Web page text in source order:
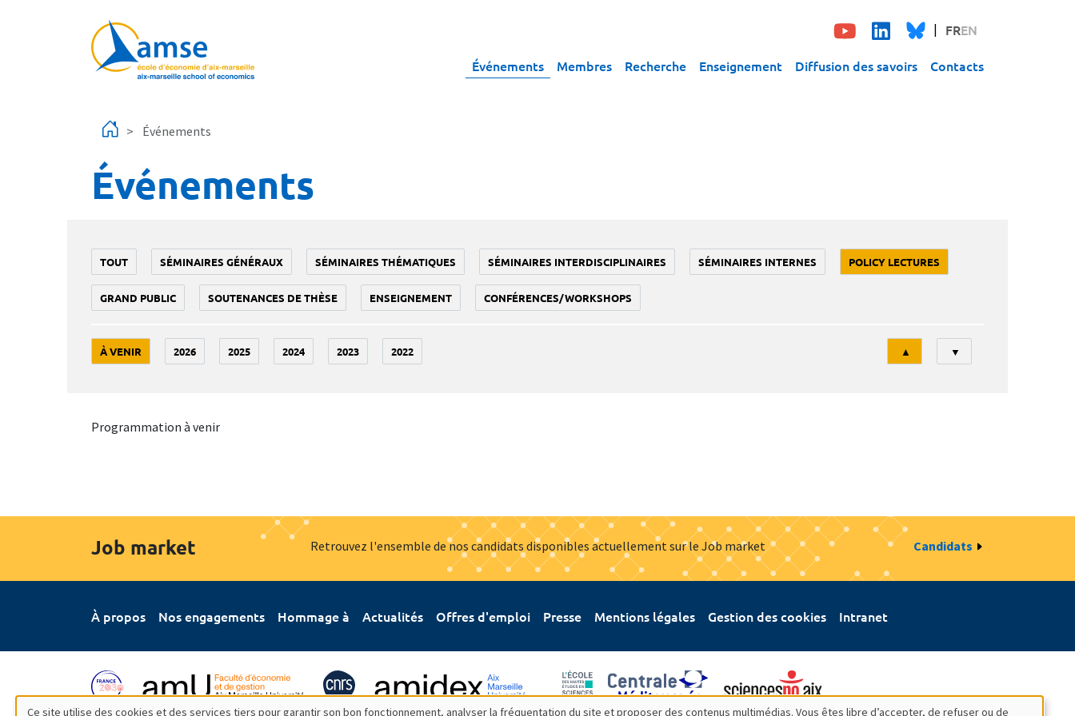
FREN
Événements Membres Recherche Enseignement Diffusion des savoirs Contacts
Événements
Événements
TOUT SÉMINAIRES GÉNÉRAUX SÉMINAIRES THÉMATIQUES SÉMINAIRES INTERDISCIPLINAIRES SÉMINAIRES INTERNES POLICY LECTURES
GRAND PUBLIC SOUTENANCES DE THÈSE ENSEIGNEMENT CONFÉRENCES/WORKSHOPS
À VENIR 2026 2025 2024 2023 2022
Tri
▲ ▼
Programmation à venir
Job market Retrouvez l'ensemble de nos candidats disponibles actuellement sur le Job market Candidats
À propos Nos engagements Hommage à Actualités Offres d'emploi Presse Mentions légales Gestion des cookies Intranet
Ce site utilise des cookies et des services tiers pour garantir son bon fonctionnement, analyser la fréquentation du site et proposer des contenus multimédias. Vous êtes libre d’accepter, de refuser ou de